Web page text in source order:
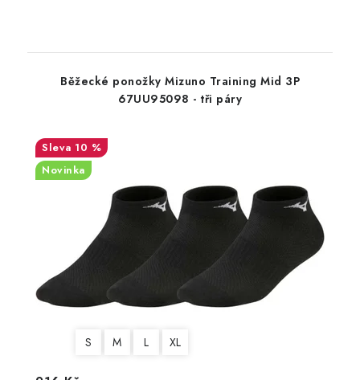
Běžecké ponožky Mizuno Training Mid 3P
67UU95098 - tři páry
10 %
Novinka
S M L XL